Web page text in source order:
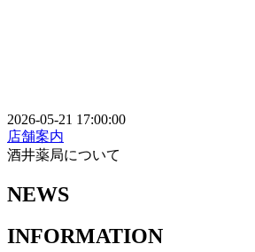
2026-05-21 17:00:00
店舗案内
酒井薬局について
NEWS
INFORMATION